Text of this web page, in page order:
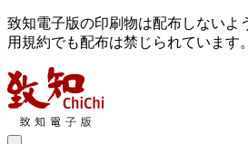
致知電子版の印刷物は配布しないよ
用規約でも配布は禁じられています。